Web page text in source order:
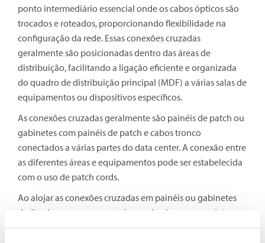
ponto intermediário essencial onde os cabos ópticos são
trocados e roteados, proporcionando flexibilidade na
configuração da rede. Essas conexões cruzadas
geralmente são posicionadas dentro das áreas de
distribuição, facilitando a ligação eficiente e organizada
do quadro de distribuição principal (MDF) a várias salas de
equipamentos ou dispositivos específicos.
As conexões cruzadas geralmente são painéis de patch ou
gabinetes com painéis de patch e cabos tronco
conectados a várias partes do data center. A conexão entre
as diferentes áreas e equipamentos pode ser estabelecida
com o uso de patch cords.
Ao alojar as conexões cruzadas em painéis ou gabinetes
dedicados e empregar patch panels e jumpers, os data